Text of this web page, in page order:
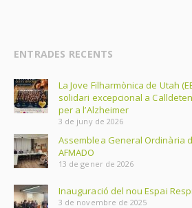
ENTRADES RECENTS
La Jove Filharmònica de Utah
solidari excepcional a
per a l’Alzheimer
3 de juny de 2026
Assemblea General Ordinària
AFMADO
13 de gener de 2026
Inauguració del nou Espai
3 de novembre de 2025